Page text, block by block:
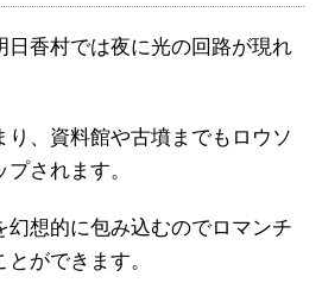
日香村では夜に光の回路が現れ
り、資料館や古墳までもロウソ
されます。
幻想的に包み込むのでロマンチ
ができます。